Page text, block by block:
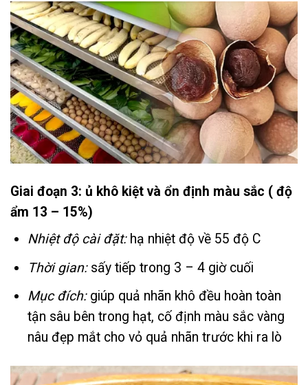
Giai đoạn 3: ủ khô kiệt và ổn định màu sắc ( độ
ẩm 13 – 15%)
Nhiệt độ cài đặt:hạ nhiệt độ về 55 độ C
Thời gian:sấy tiếp trong 3 – 4 giờ cuối
Mục đích:giúp quả nhãn khô đều hoàn toàn
tận sâu bên trong hạt, cố định màu sắc vàng
nâu đẹp mắt cho vỏ quả nhãn trước khi ra lò